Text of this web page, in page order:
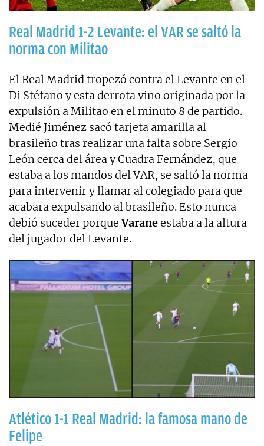
Real Madrid 1-2 Levante: el VAR se saltó la
norma con Militao
El Real Madrid tropezó contra el Levante en el
Di Stéfano y esta derrota vino originada por la
expulsión a Militao en el minuto 8 de partido.
Medié Jiménez sacó tarjeta amarilla al
brasileño tras realizar una falta sobre Sergio
León cerca del área y Cuadra Fernández, que
estaba a los mandos del VAR, se saltó la norma
para intervenir y llamar al colegiado para que
acabara expulsando al brasileño. Esto nunca
debió suceder porqueVaraneestaba a la altura
del jugador del Levante.
Atlético 1-1 Real Madrid: la famosa mano de
Felipe